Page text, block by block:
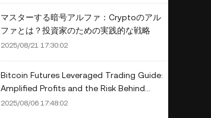
マスターする暗号アルファ：Cryptoのアル
ファとは？投資家のための実践的な戦略
2025/08/21 17:30:02
Bitcoin Futures Leveraged Trading Guide:
Amplified Profits and the Risk Behind
Them
2025/08/06 17:48:02